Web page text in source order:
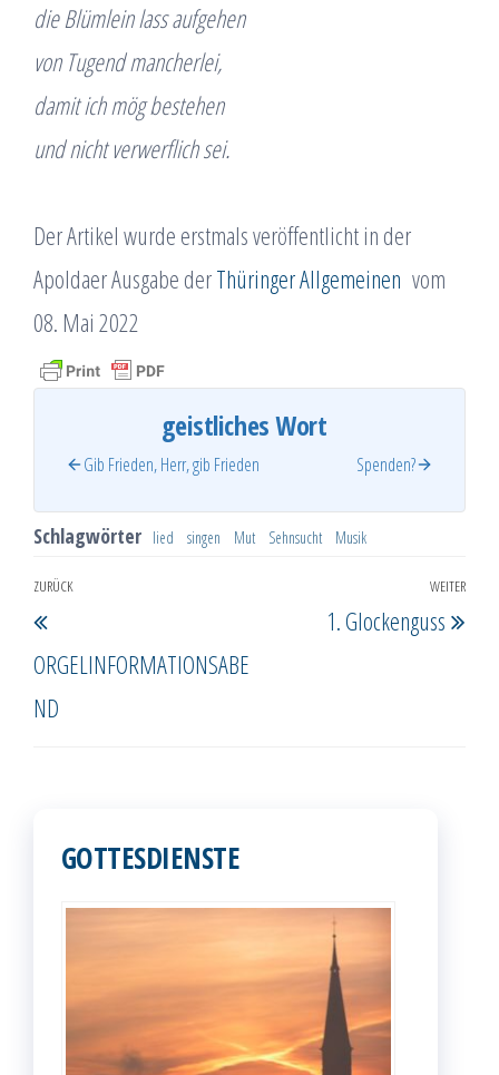
die Blümlein lass aufgehen
von Tugend mancherlei,
damit ich mög bestehen
und nicht verwerflich sei.
Der Artikel wurde erstmals veröffentlicht in der
Apoldaer Ausgabe derThüringer Allgemeinen vom
08. Mai 2022
geistliches Wort
Gib Frieden, Herr, gib Frieden Spenden?
Schlagwörter lied singen Mut Sehnsucht Musik
Beitragsnavigation
Vorheriger
Beitrag
ZURÜCK
ORGELINFORMATIONSABE
ND
WEITER
1. Glockenguss
GOTTESDIENSTE